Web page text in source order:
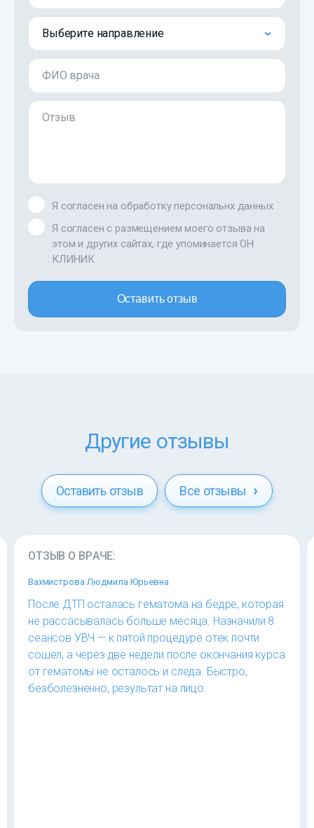
Выберите направление
ФИО врача
Отзыв
Я согласен на обработку персональнх данных
Я согласен с размещением моего отзыва на
этом и других сайтах, где упоминается ОН
КЛИНИК
Оставить отзыв
Другие отзывы
Оставить отзыв Все отзывы
ОТЗЫВ О ВРАЧЕ:
Вахмистрова Людмила Юрьевна
После ДТП осталась гематома на бедре, которая
не рассасывалась больше месяца. Назначили 8
сеансов УВЧ — к пятой процедуре отек почти
сошел, а через две недели после окончания курса
от гематомы не осталось и следа. Быстро,
безболезненно, результат на лицо.